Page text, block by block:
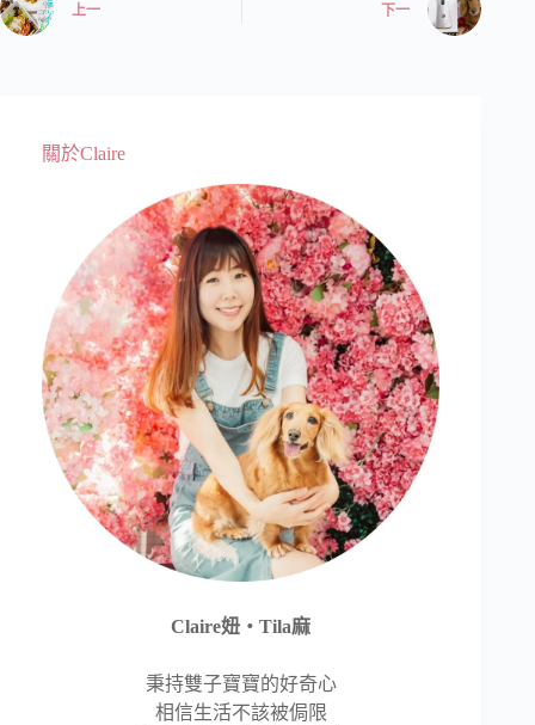
上一 下一
關於Claire
Claire妞‧Tila麻
秉持雙子寶寶的好奇心
相信生活不該被侷限